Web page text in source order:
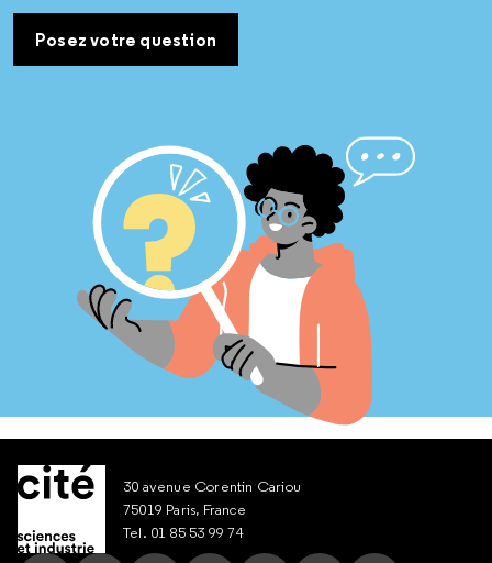
Posez votre question
30 avenue Corentin Cariou
75019 Paris, France
Tel. 01 85 53 99 74